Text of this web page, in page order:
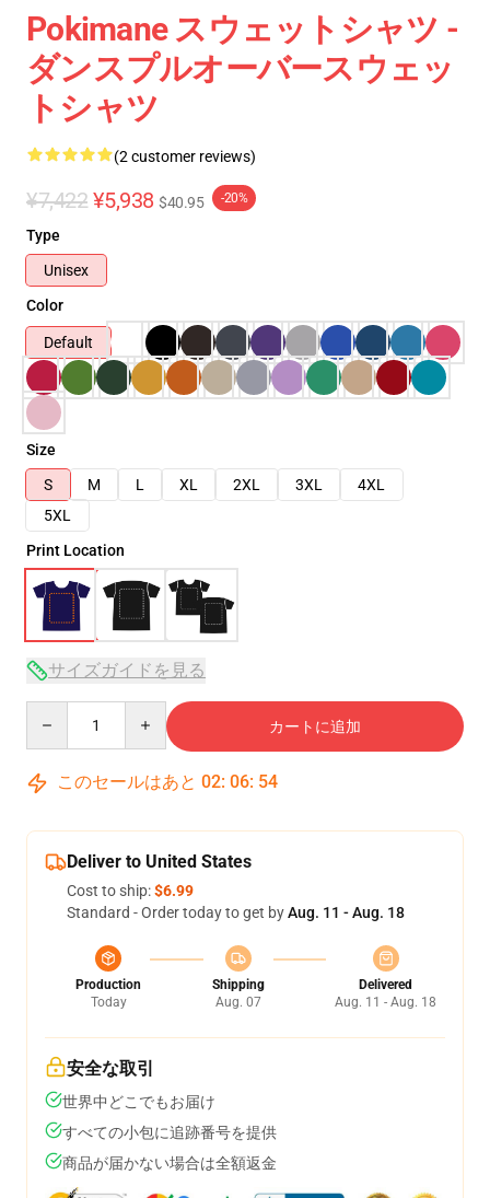
Pokimane スウェットシャツ -
ダンスプルオーバースウェッ
トシャツ
(2 customer reviews)
¥7,422 ¥5,938 $40.95 -20%
Type
Unisex
Color
Default
Size
S
M L XL 2XL 3XL
4XL
5XL
Print Location
サイズガイドを見る
カートに追加
このセールはあと 02: 06: 54
Deliver to United States
Cost to ship:$6.99
Standard - Order today to get byAug. 11 - Aug. 18
Production
Today
Shipping
Aug. 07
Delivered
Aug. 11 - Aug. 18
安全な取引
世界中どこでもお届け
すべての小包に追跡番号を提供
商品が届かない場合は全額返金